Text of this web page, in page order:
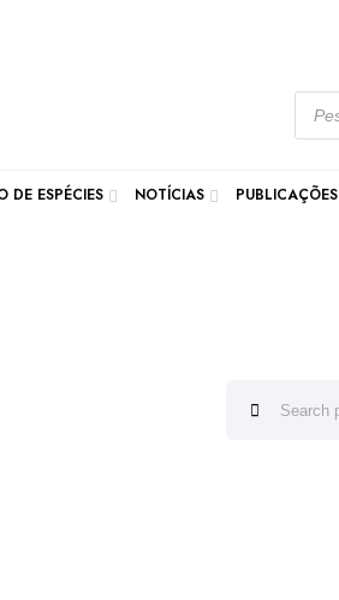
DE ESPÉCIES NOTÍCIAS PUBLICAÇÕES